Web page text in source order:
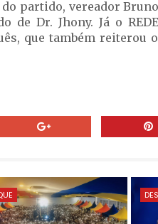
partido, vereador
de Dr. Jhony. Já o
que também reiterou